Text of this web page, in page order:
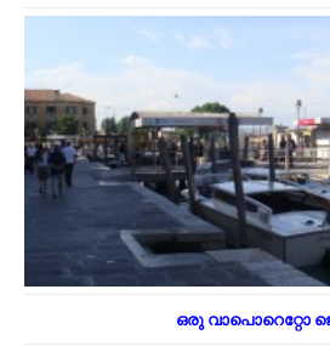
ഒരു വാപൊറെറ്റോ